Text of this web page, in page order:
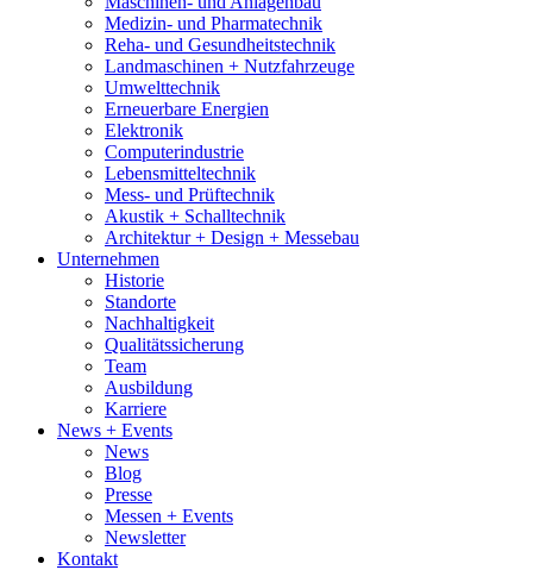
Medizin- und Pharmatechnik
Reha- und Gesundheitstechnik
Landmaschinen + Nutzfahrzeuge
Umwelttechnik
Erneuerbare Energien
Elektronik
Computerindustrie
Lebensmitteltechnik
Mess- und Prüftechnik
Akustik + Schalltechnik
Architektur + Design + Messebau
Unternehmen
Historie
Standorte
Nachhaltigkeit
Qualitätssicherung
Team
Ausbildung
Karriere
News + Events
News
Blog
Presse
Messen + Events
Newsletter
Kontakt